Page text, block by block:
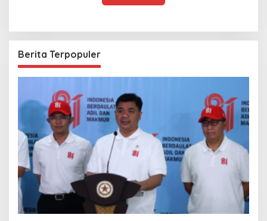
Berita Terpopuler